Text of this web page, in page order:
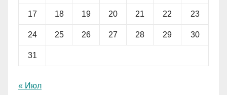
17 18 19 20 21 22 23
24 25 26 27 28 29 30
31
« Июл